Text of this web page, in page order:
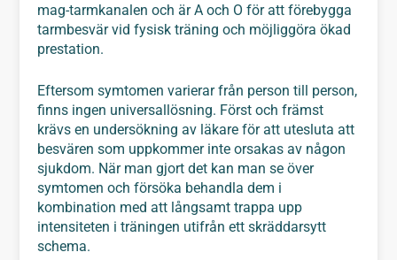
mag-tarmkanalen och är A och O för att förebygga
tarmbesvär vid fysisk träning och möjliggöra ökad
prestation.
Eftersom symtomen varierar från person till person,
finns ingen universallösning. Först och främst
krävs en undersökning av läkare för att utesluta att
besvären som uppkommer inte orsakas av någon
sjukdom. När man gjort det kan man se över
symtomen och försöka behandla dem i
kombination med att långsamt trappa upp
intensiteten i träningen utifrån ett skräddarsytt
schema.